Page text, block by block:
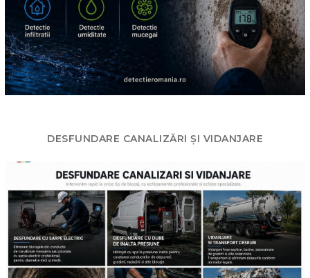
DESFUNDARE CANALIZĂRI ȘI VIDANJARE